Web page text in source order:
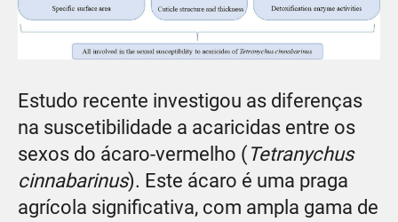
Estudo recente investigou as diferenças
na suscetibilidade a acaricidas entre os
sexos do ácaro-vermelho ( Tetranychus
cinnabarinus). Este ácaro é uma praga
agrícola significativa, com ampla gama de